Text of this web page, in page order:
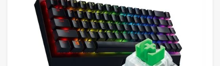
Logitech H150 với máy tính để bàn, máy tính xách tay
và điện thoại thông minh.
Giắc cắm 3.5mm thông thường